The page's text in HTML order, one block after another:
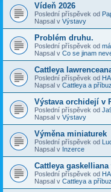
Vídeň 2026
Poslední příspěvek od
Napsal v Výstavy
Problém druhu.
Poslední příspěvek od
Napsal v Co se jinam
Cattleya
Poslední příspěvek od
Napsal v Cattleya a
Výstava orchidejí v
Poslední příspěvek od
Napsal v Výstavy
Výměna miniaturek
Poslední příspěvek od
Napsal v Inzerce
Cattleya gaskelliana
Poslední příspěvek od
Napsal v Cattleya a